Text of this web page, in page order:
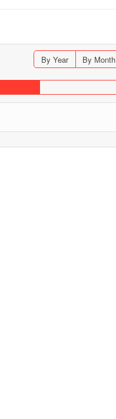
By Year By Month